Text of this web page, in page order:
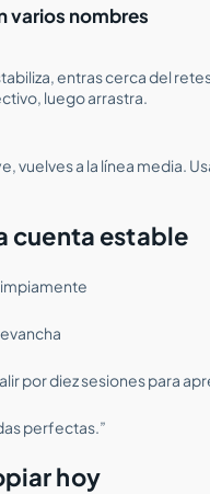
varios nombres
entras cerca del
luego arrastra.
vuelves a la línea media.
cuenta estable
por diez sesiones para
perfectas.”
hoy